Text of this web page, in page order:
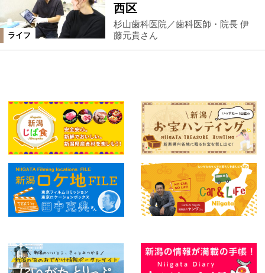
ライフ
西区
杉山歯科医院／歯科医師・院長 伊
藤元貴さん